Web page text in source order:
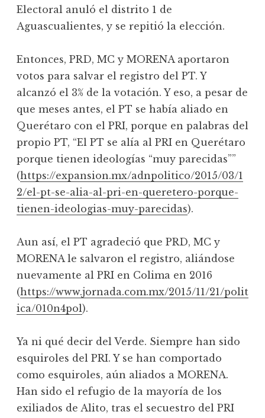
Electoral anuló el distrito 1 de
Aguascualientes, y se repitió la elección.
Entonces, PRD, MC y MORENA aportaron
votos para salvar el registro del PT. Y
alcanzó el 3% de la votación. Y eso, a pesar de
que meses antes, el PT se había aliado en
Querétaro con el PRI, porque en palabras del
propio PT, “El PT se alía al PRI en Querétaro
porque tienen ideologías “muy parecidas””
(https://expansion.mx/adnpolitico/2015/03/1
2/el-pt-se-alia-al-pri-en-queretero-porque-
tienen-ideologias-muy-parecidas).
Aun así, el PT agradeció que PRD, MC y
MORENA le salvaron el registro, aliándose
nuevamente al PRI en Colima en 2016
(https://www.jornada.com.mx/2015/11/21/polit
ica/010n4pol).
Ya ni qué decir del Verde. Siempre han sido
esquiroles del PRI. Y se han comportado
como esquiroles, aún aliados a MORENA.
Han sido el refugio de la mayoría de los
exiliados de Alito, tras el secuestro del PRI